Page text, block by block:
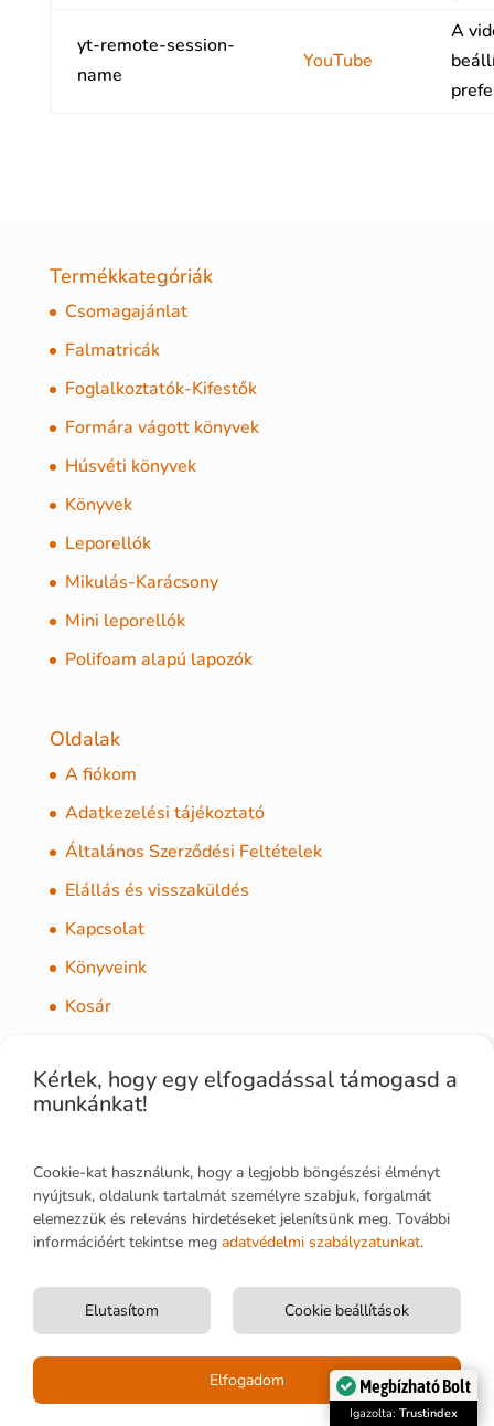
yt-remote-session-
name
YouTube
A
Termékkategóriák
Csomagajánlat
Falmatricák
Foglalkoztatók-Kifestők
Formára vágott könyvek
Húsvéti könyvek
Könyvek
Leporellók
Mikulás-Karácsony
Mini leporellók
Polifoam alapú lapozók
Oldalak
A fiókom
Adatkezelési tájékoztató
Általános Szerződési Feltételek
Elállás és visszaküldés
Kapcsolat
Könyveink
Kosár
Pénztár
Tájékoztató a sütik (Cookie-k) alkalmazásáról
PRO JUNIOR Kft.
1173 Budapest, Tekerőpatak utca 3.
Tel.: +36 30 533 4148
Elérhető: 8.00 – 16.00
Cégjegyzékszám 01-09-711094
Kérlek, hogy egy elfogadással támogasd a
munkánkat!
Cookie-kat használunk, hogy a legjobb böngészési élményt
nyújtsuk, oldalunk tartalmát személyre szabjuk, forgalmát
elemezzük és releváns hirdetéseket jelenítsünk meg. További
információért tekintse meg adatvédelmi szabályzatunkat.
Elfogadom
Cookie beállítások
Elutasítom
Megbízható Bolt
Igazolta: Trustindex